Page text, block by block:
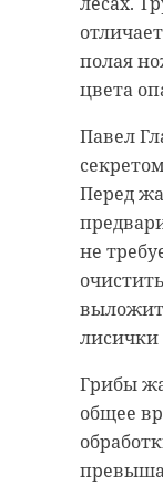
полая
цвета
Павел
Перед
не
Грибы
общее
Фото:
Победы.